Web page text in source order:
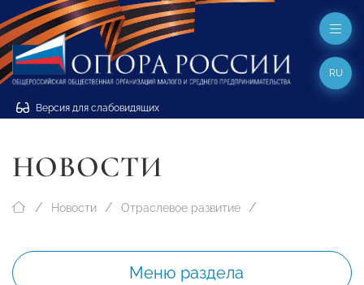
Версия для слабовидящих
RU
НОВОСТИ
Новости Отраслевое развитие
Меню раздела